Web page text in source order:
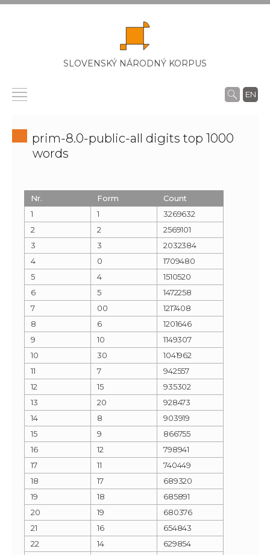
SLOVENSKÝ NÁRODNÝ KORPUS
EN
prim-8.0-public-all digits top 1000
words
Nr. Form
Count
1
1
3269632
2
2
2569101
3
3
2032384
4
0
1709480
5
4
1510520
6
5
1472258
7
00
1217408
8
6
1201646
9
10
1149307
10
30
1041962
11
7
942557
12
15
935302
13
20
928473
14
8
903919
15
9
866755
16
12
798941
17
11
740449
18
17
689320
19
18
685891
20
19
680376
21
16
654843
22
14
629854